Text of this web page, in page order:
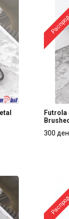
Futrola
Futrola
300 ден